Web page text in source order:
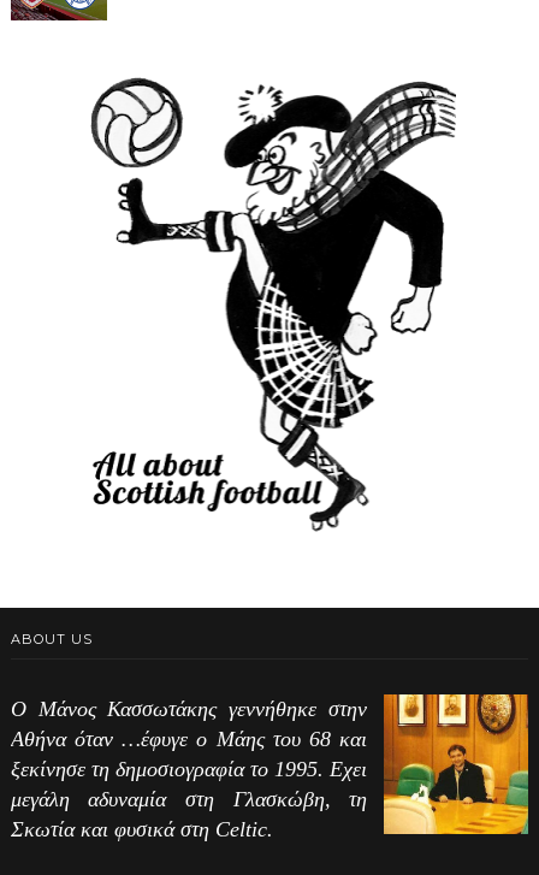
ABOUT US
Ο Μάνος Κασσωτάκης γεννήθηκε στην
Αθήνα όταν …έφυγε ο Μάης του 68 και
ξεκίνησε τη δημοσιογραφία το 1995. Εχει
μεγάλη αδυναμία στη Γλασκώβη, τη
Σκωτία και φυσικά στη Celtic.